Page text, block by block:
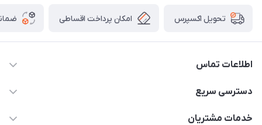
تحویل اکسپرس امکان پرداخت اقساطی
اطلاعات تماس
09171115348
دسترسی سریع
مجله فروشگاه
خدمات مشتریان